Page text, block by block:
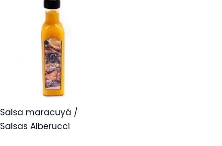
Salsa maracuyá /
Salsas Alberucci